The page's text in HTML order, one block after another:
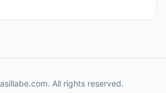
All rights reserved.